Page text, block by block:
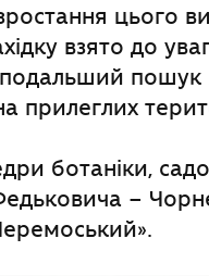
цього
взято до
подальший пошук
прилеглих
ботаніки,
–